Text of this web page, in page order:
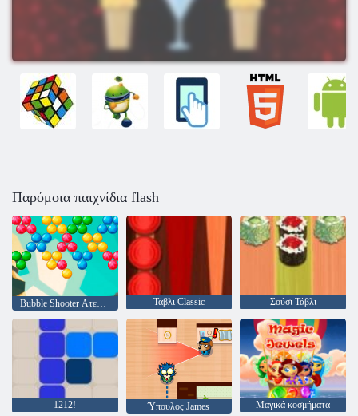
Παρόμοια παιχνίδια flash
Bubble Shooter Ατελείωτες Τάβλι Classic Σούσι Τάβλι
1212! Ύπουλος James Μαγικά κοσμήματα